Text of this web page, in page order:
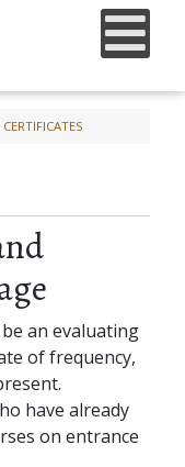
CERTIFICATES
an evaluating
of frequency,
have already
on entrance